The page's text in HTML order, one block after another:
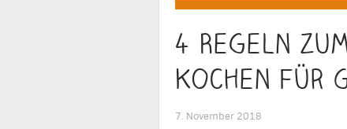
4 Regeln
Kochen für
7. November 2018